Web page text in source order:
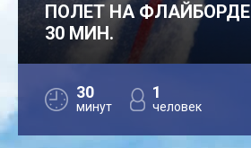
ПОЛЕТ НА ФЛАЙБОРДЕ
30 МИН.
30
минут
1
человек